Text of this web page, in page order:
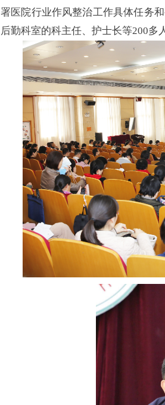
署医院行业作风整治工作具体任务
后勤科室的科主任、护士长等200多